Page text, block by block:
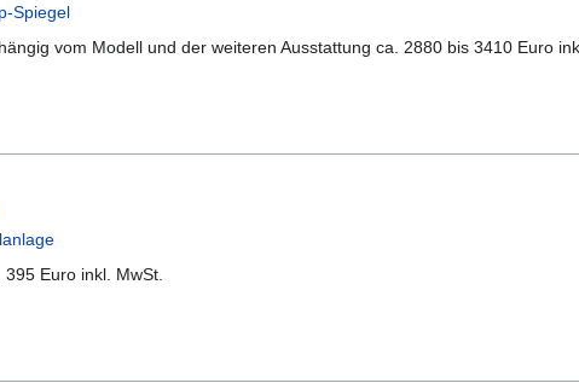
Spiegel
vom Modell und der weiteren Ausstattung ca. 2880 bis 3410 Euro
Euro inkl. MwSt.